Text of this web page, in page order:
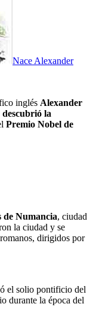
Nace Alexander
inglés Alexander
la
Premio Nobel de
de Numancia, ciudad
la ciudad y se
dirigidos por
el solio pontificio del
durante la época del